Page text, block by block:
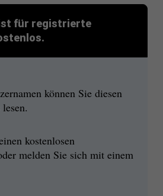
für registrierte
können Sie diesen
kostenlosen
melden Sie sich mit einem